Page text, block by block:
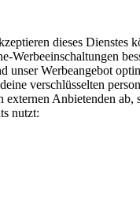
dieses Dienstes
Werbeeinschaltungen
unser Werbeangebot
verschlüsselten
externen Anbietenden ab,
nutzt: